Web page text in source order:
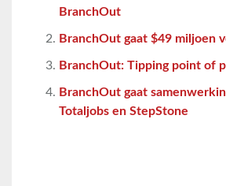
BranchOut
BranchOut gaat $49 miljoen
BranchOut: Tipping point of
BranchOut gaat
Totaljobs en StepStone